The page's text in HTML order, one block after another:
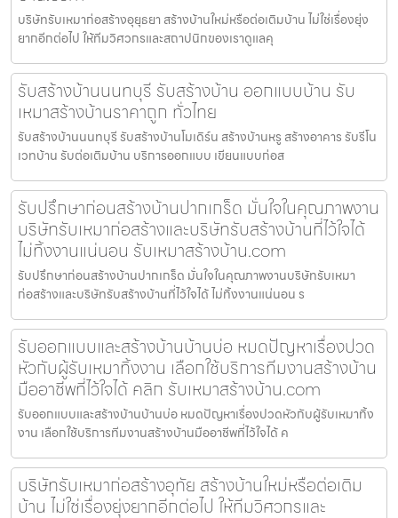
บริษัทรับเหมาก่อสร้างอุยุธยา สร้างบ้านใหม่หรือต่อเติมบ้าน ไม่ใช่เรื่องยุ่ง
ยากอีกต่อไป ให้ทีมวิศวกรและสถาปนิกของเราดูแลคุ
รับสร้างบ้านนนทบุรี รับสร้างบ้าน ออกแบบบ้าน รับ
เหมาสร้างบ้านราคาถูก ทั่วไทย
รับสร้างบ้านนนทบุรี รับสร้างบ้านโมเดิร์น สร้างบ้านหรู สร้างอาคาร รับรีโน
เวทบ้าน รับต่อเติมบ้าน บริการออกแบบ เขียนแบบก่อส
รับปรึกษาก่อนสร้างบ้านปากเกร็ด มั่นใจในคุณภาพงาน
บริษัทรับเหมาก่อสร้างและบริษัทรับสร้างบ้านที่ไว้ใจได้
ไม่ทิ้งงานแน่นอน รับเหมาสร้างบ้าน.com
รับปรึกษาก่อนสร้างบ้านปากเกร็ด มั่นใจในคุณภาพงานบริษัทรับเหมา
ก่อสร้างและบริษัทรับสร้างบ้านที่ไว้ใจได้ ไม่ทิ้งงานแน่นอน ร
รับออกแบบและสร้างบ้านบ้านบ่อ หมดปัญหาเรื่องปวด
หัวกับผู้รับเหมาทิ้งงาน เลือกใช้บริการทีมงานสร้างบ้าน
มืออาชีพที่ไว้ใจได้ คลิก รับเหมาสร้างบ้าน.com
รับออกแบบและสร้างบ้านบ้านบ่อ หมดปัญหาเรื่องปวดหัวกับผู้รับเหมาทิ้ง
งาน เลือกใช้บริการทีมงานสร้างบ้านมืออาชีพที่ไว้ใจได้ ค
บริษัทรับเหมาก่อสร้างอุทัย สร้างบ้านใหม่หรือต่อเติม
บ้าน ไม่ใช่เรื่องยุ่งยากอีกต่อไป ให้ทีมวิศวกรและ